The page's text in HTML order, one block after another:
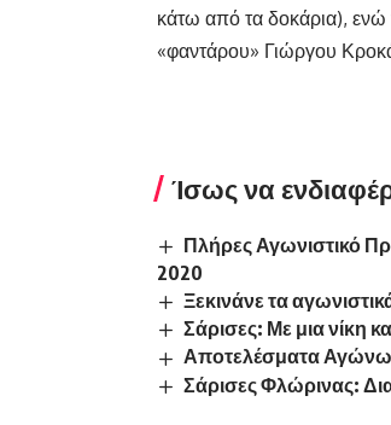
κάτω από τα δοκάρια), ενώ
«φαντάρου» Γιώργου
Ίσως να
Πλήρες Αγωνιστικό
2020
Ξεκινάνε τα
Σάρισες: Με μια νίκη
Αποτελέσματα
Σάρισες Φλώρινας: